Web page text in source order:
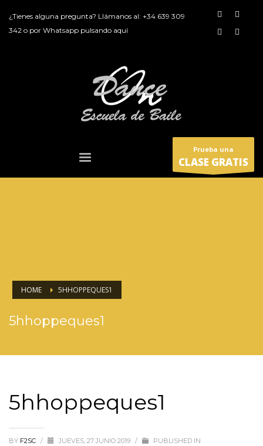
¿Tienes alguna pregunta? Llámanos al: +34 639 309
342 o por Whatsapp pulsando aquí
Prueba una
CLASE GRATIS
HOME 5HHOPPEQUES1
5hhoppeques1
5hhoppeques1
BY F2SC / JUEVES, 27 JUNIO 2019 / PUBLISHED IN